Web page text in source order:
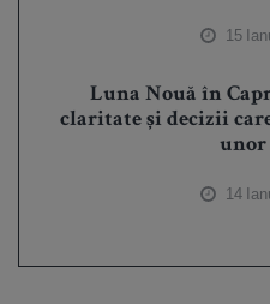
15
Luna Nouă în
claritate și decizii
unor
14